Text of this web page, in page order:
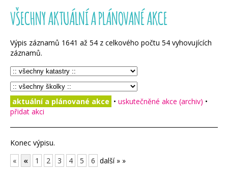
VŠECHNY AKTUÁLNÍ A PLÁNOVANÉ AKCE
Výpis záznamů 1641 až 54 z celkového počtu 54 vyhovujících
záznamů.
aktuální a plánované akce • uskutečněné akce (archiv) •
přidat akci
Konec výpisu.
«
« 1 2 3 4 5 6 další » »